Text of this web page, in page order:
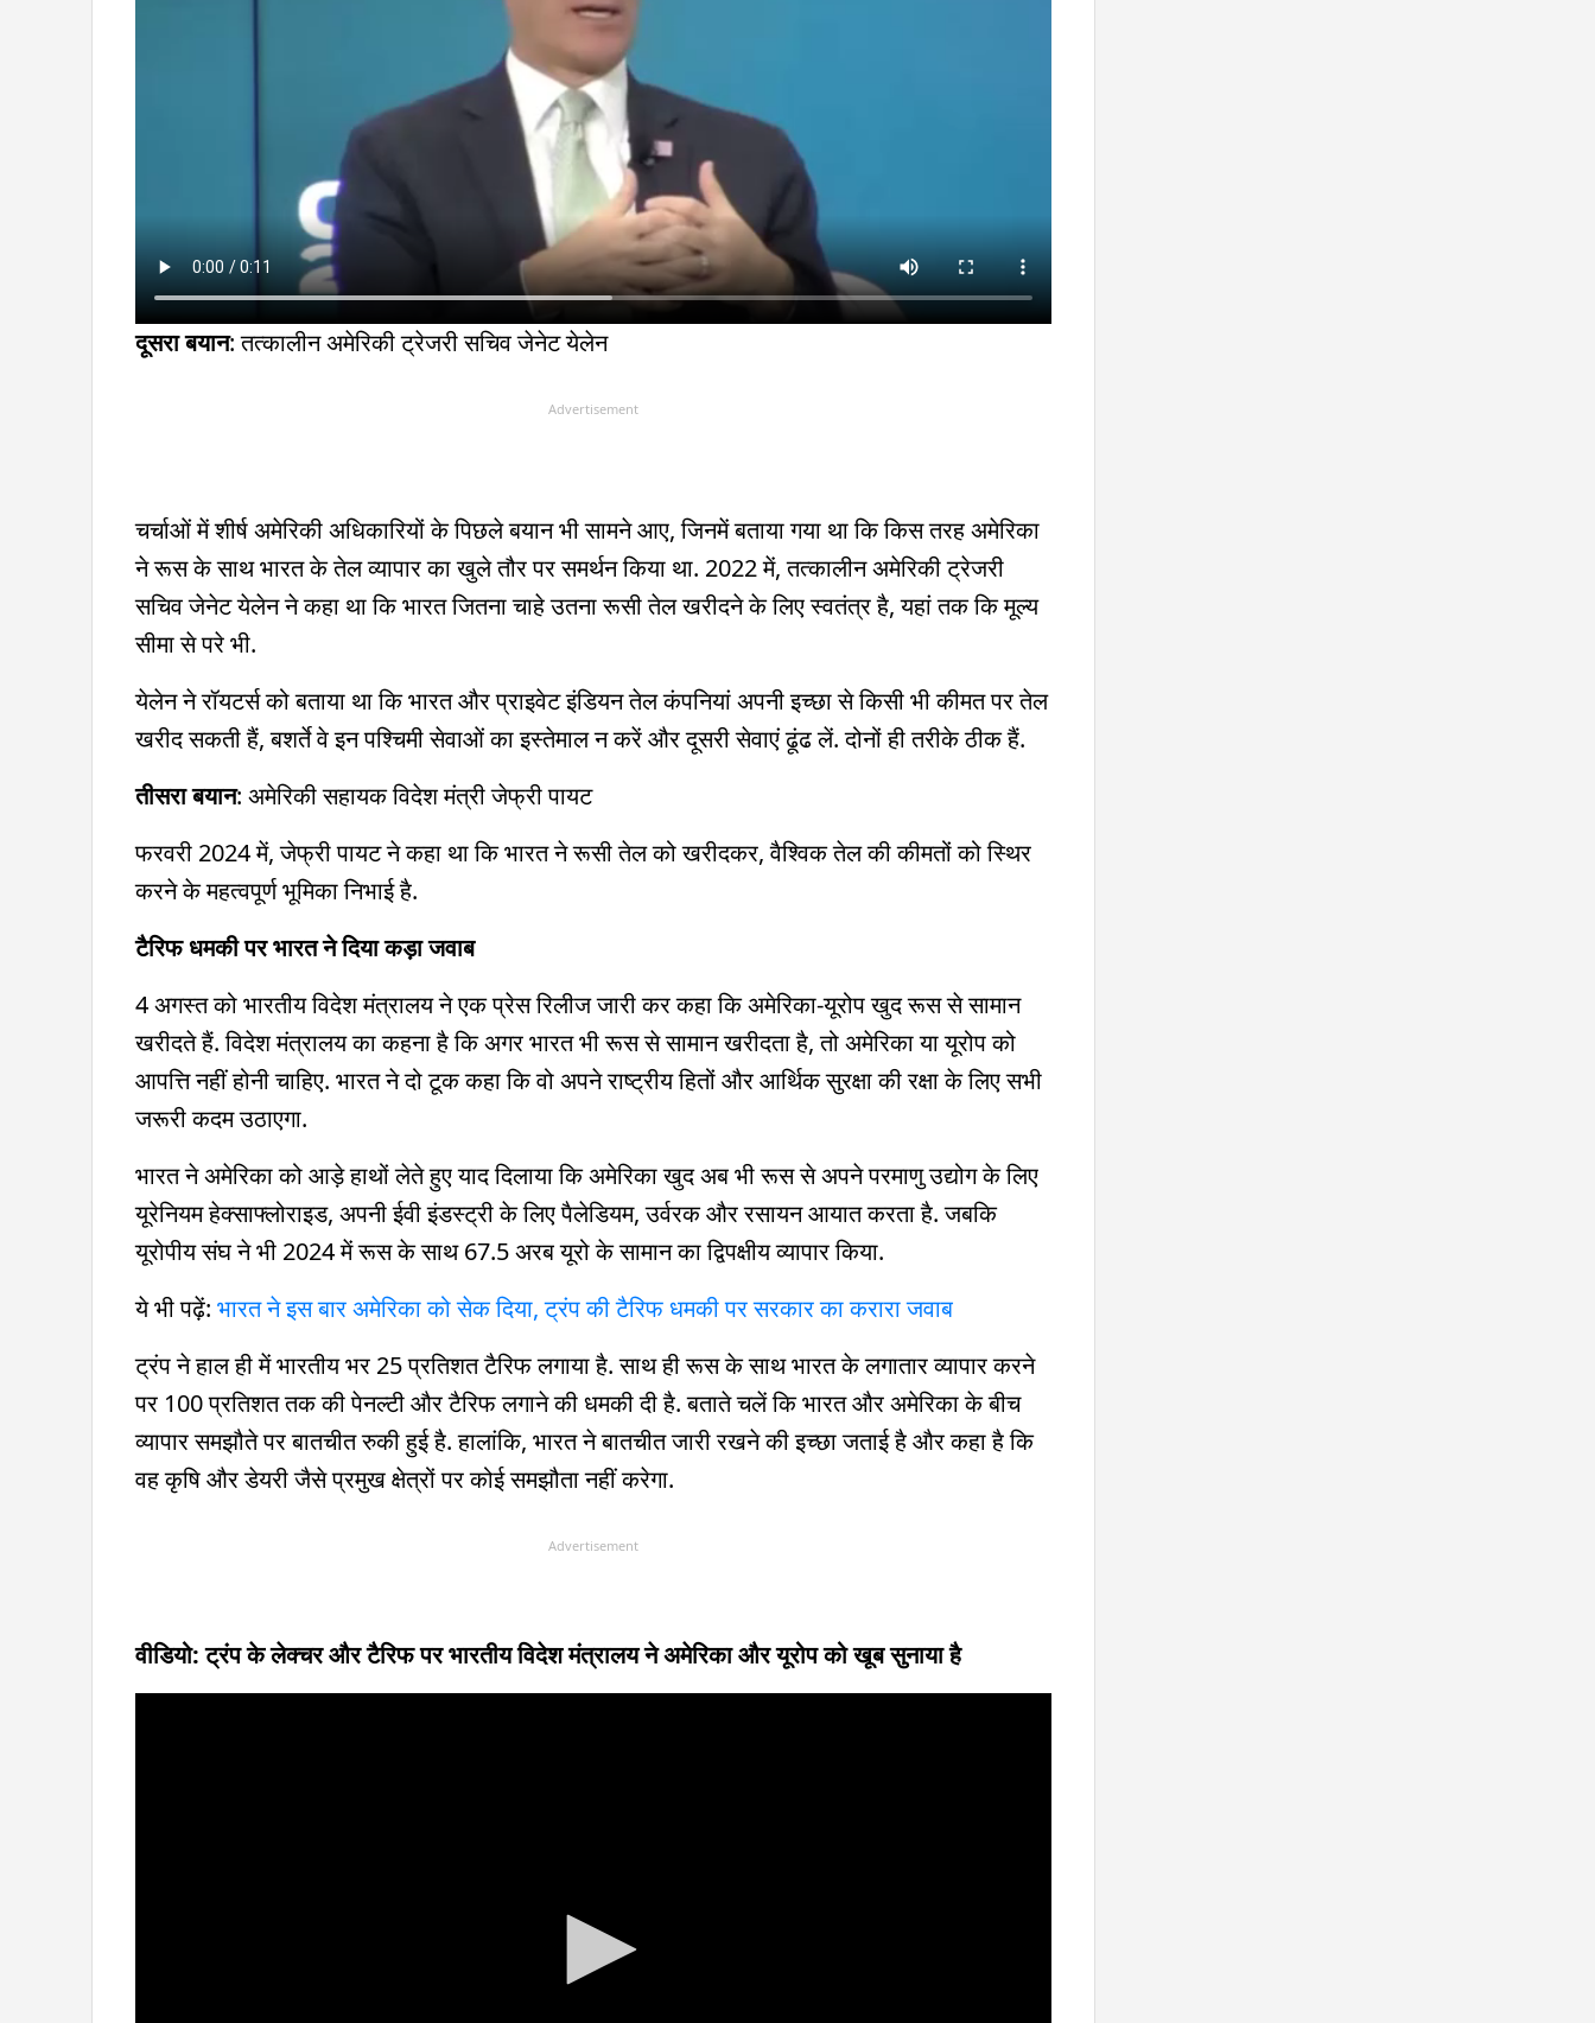
दूसरा बयान: तत्कालीन अमेरिकी ट्रेजरी सचिव जेनेट येलेन
Advertisement
चर्चाओं में शीर्ष अमेरिकी अधिकारियों के पिछले बयान भी सामने आए, जिनमें बताया गया था कि किस तरह अमेरिका
ने रूस के साथ भारत के तेल व्यापार का खुले तौर पर समर्थन किया था. 2022 में, तत्कालीन अमेरिकी ट्रेजरी
सचिव जेनेट येलेन ने कहा था कि भारत जितना चाहे उतना रूसी तेल खरीदने के लिए स्वतंत्र है, यहां तक कि मूल्य
सीमा से परे भी.
येलेन ने रॉयटर्स को बताया था कि भारत और प्राइवेट इंडियन तेल कंपनियां अपनी इच्छा से किसी भी कीमत पर तेल
खरीद सकती हैं, बशर्ते वे इन पश्चिमी सेवाओं का इस्तेमाल न करें और दूसरी सेवाएं ढूंढ लें. दोनों ही तरीके ठीक हैं.
तीसरा बयान: अमेरिकी सहायक विदेश मंत्री जेफ्री पायट
फरवरी 2024 में, जेफ्री पायट ने कहा था कि भारत ने रूसी तेल को खरीदकर, वैश्विक तेल की कीमतों को स्थिर
करने के महत्वपूर्ण भूमिका निभाई है.
टैरिफ धमकी पर भारत ने दिया कड़ा जवाब
4 अगस्त को भारतीय विदेश मंत्रालय ने एक प्रेस रिलीज जारी कर कहा कि अमेरिका-यूरोप खुद रूस से सामान
खरीदते हैं. विदेश मंत्रालय का कहना है कि अगर भारत भी रूस से सामान खरीदता है, तो अमेरिका या यूरोप को
आपत्ति नहीं होनी चाहिए. भारत ने दो टूक कहा कि वो अपने राष्ट्रीय हितों और आर्थिक सुरक्षा की रक्षा के लिए सभी
जरूरी कदम उठाएगा.
भारत ने अमेरिका को आड़े हाथों लेते हुए याद दिलाया कि अमेरिका खुद अब भी रूस से अपने परमाणु उद्योग के लिए
यूरेनियम हेक्साफ्लोराइड, अपनी ईवी इंडस्ट्री के लिए पैलेडियम, उर्वरक और रसायन आयात करता है. जबकि
यूरोपीय संघ ने भी 2024 में रूस के साथ 67.5 अरब यूरो के सामान का द्विपक्षीय व्यापार किया.
ये भी पढ़ें: भारत ने इस बार अमेरिका को सेक दिया, ट्रंप की टैरिफ धमकी पर सरकार का करारा जवाब
ट्रंप ने हाल ही में भारतीय भर 25 प्रतिशत टैरिफ लगाया है. साथ ही रूस के साथ भारत के लगातार व्यापार करने
पर 100 प्रतिशत तक की पेनल्टी और टैरिफ लगाने की धमकी दी है. बताते चलें कि भारत और अमेरिका के बीच
व्यापार समझौते पर बातचीत रुकी हुई है. हालांकि, भारत ने बातचीत जारी रखने की इच्छा जताई है और कहा है कि
वह कृषि और डेयरी जैसे प्रमुख क्षेत्रों पर कोई समझौता नहीं करेगा.
Advertisement
वीडियो: ट्रंप के लेक्चर और टैरिफ पर भारतीय विदेश मंत्रालय ने अमेरिका और यूरोप को खूब सुनाया है